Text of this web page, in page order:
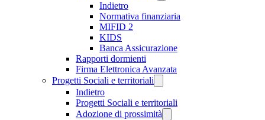
Indietro
Normativa finanziaria
MIFID 2
KIDS
Banca Assicurazione
Rapporti dormienti
Firma Elettronica Avanzata
Progetti Sociali e territoriali
Indietro
Progetti Sociali e territoriali
Adozione di prossimità